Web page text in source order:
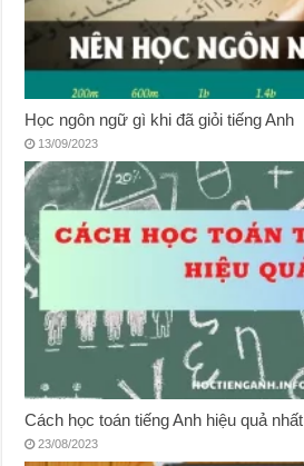
Học ngôn ngữ gì khi đã giỏi tiếng Anh
13/09/2023
Cách học toán tiếng Anh hiệu quả nhất
23/08/2023